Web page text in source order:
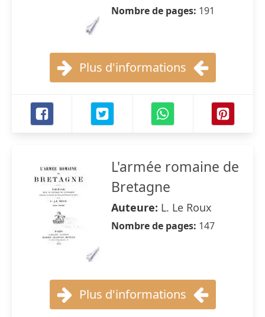
Nombre de pages: 191
Plus d'informations
L'armée romaine de
Bretagne
Auteure: L. Le Roux
Nombre de pages: 147
Plus d'informations